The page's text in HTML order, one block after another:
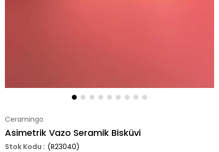
Ceramingo
Asimetrik Vazo Seramik Bisküvi
(R23040)